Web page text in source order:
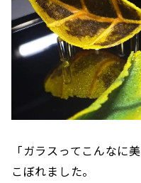
「ガラスってこんなに
こぼれました。